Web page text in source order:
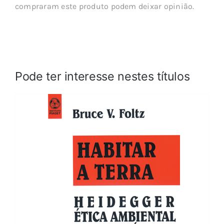
compraram este produto podem deixar opinião.
Pode ter interesse nestes títulos